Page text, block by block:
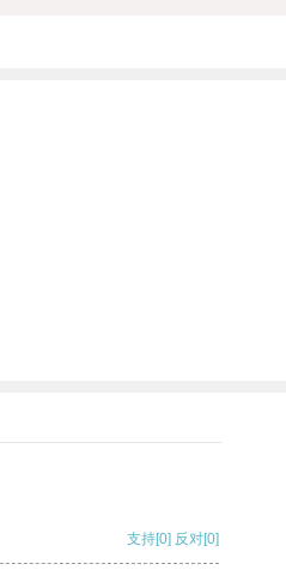
支持[0] 反对[0]